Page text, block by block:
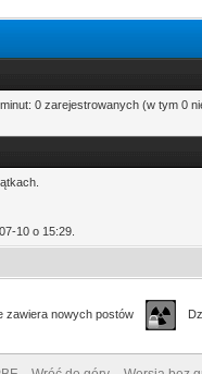
0 zarejestrowanych (w tym 0
10 o 15:29.
zawiera nowych postów